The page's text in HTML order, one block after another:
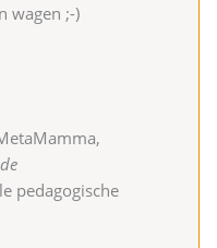
wagen ;-)
pedagogische